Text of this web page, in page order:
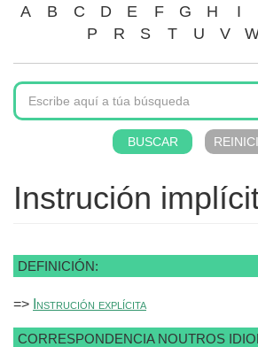
A B C D E F G H I
P
R S T U V
Instrución
DEFINICIÓN:
=> Instrución explícita
CORRESPONDENCIA NOUTROS